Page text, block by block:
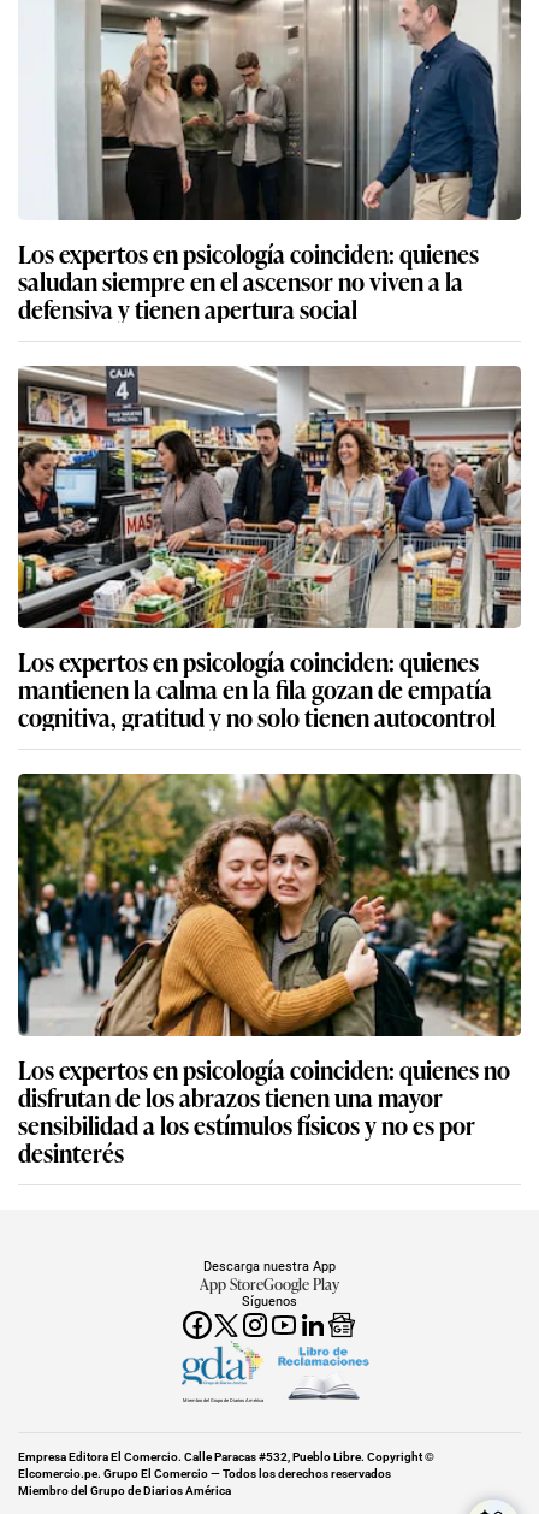
Los expertos en psicología coinciden: quienes
saludan siempre en el ascensor no viven a la
defensiva y tienen apertura social
Los expertos en psicología coinciden: quienes
mantienen la calma en la fila gozan de empatía
cognitiva, gratitud y no solo tienen autocontrol
Los expertos en psicología coinciden: quienes no
disfrutan de los abrazos tienen una mayor
sensibilidad a los estímulos físicos y no es por
desinterés
Síguenos
Descarga nuestra App
App StoreGoogle Play
Miembro del Grupo de Diarios América
Empresa Editora El Comercio. Calle Paracas #532, Pueblo Libre. Copyright ©
Elcomercio.pe. Grupo El Comercio — Todos los derechos reservados
Miembro del Grupo de Diarios América